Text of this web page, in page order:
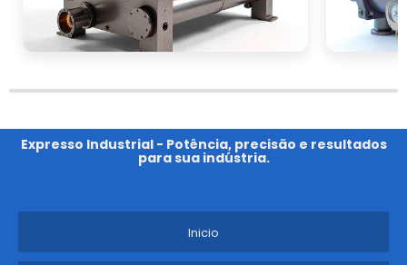
Expresso Industrial - Potência, precisão e resultados
para sua indústria.
Inicio